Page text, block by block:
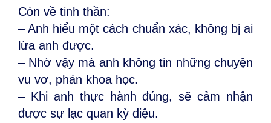
Còn về tinh thần:
– Anh hiểu một cách chuẩn xác, không bị ai
lừa anh được.
– Nhờ vậy mà anh không tin những chuyện
vu vơ, phản khoa học.
– Khi anh thực hành đúng, sẽ cảm nhận
được sự lạc quan kỳ diệu.